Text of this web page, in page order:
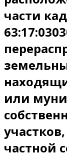
части
или
частной